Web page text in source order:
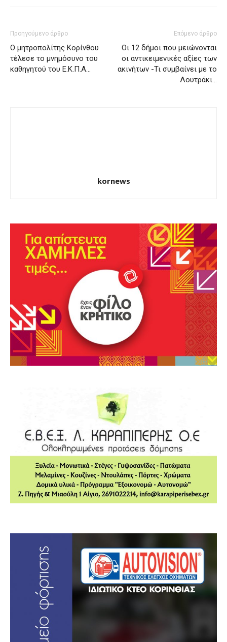
Προηγούμενο άρθρο
Ο μητροπολίτης Κορίνθου
τέλεσε το μνημόσυνο του
καθηγητού του Ε.Κ.Π.Α…
Επόμενο άρθρο
Οι 12 δήμοι που μειώνονται
οι αντικειμενικές αξίες των
ακινήτων -Τι συμβαίνει με το
Λουτράκι…
kornews